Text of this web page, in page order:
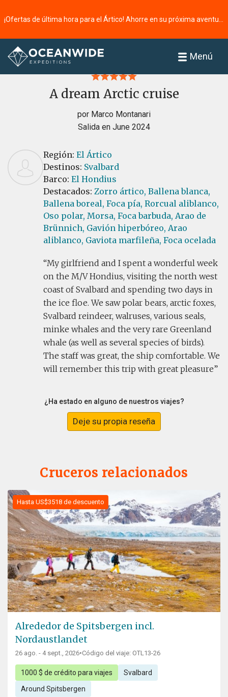
Menú
Página principal
A dream Arctic cruise
por Marco Montanari
Salida en June 2024
Región: El Ártico
Destinos: Svalbard
Barco: El Hondius
Destacados: Zorro ártico, Ballena blanca,
Ballena boreal, Foca pía, Rorcual aliblanco,
Oso polar, Morsa, Foca barbuda, Arao de
Brünnich, Gavión hiperbóreo, Arao
aliblanco, Gaviota marfileña, Foca ocelada
My girlfriend and I spent a wonderful week
on the M/V Hondius, visiting the north west
coast of Svalbard and spending two days in
the ice floe. We saw polar bears, arctic foxes,
Svalbard reindeer, walruses, various seals,
minke whales and the very rare Greenland
whale (as well as several species of birds).
The staff was great, the ship comfortable. We
will remember this trip with great pleasure
¿Ha estado en alguno de nuestros viajes?
Deje su propia reseña
Cruceros relacionados
Hasta US$3518 de descuento
Alrededor de Spitsbergen incl.
Nordaustlandet
26 ago. - 4 sept., 2026•Código del viaje: OTL13-26
1000 $ de crédito para viajes Svalbard
Around Spitsbergen